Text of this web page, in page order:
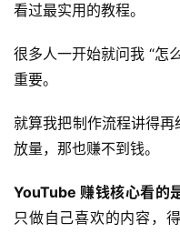
看过最实用的教程。
很多人一开始就问我 “怎
重要。
就算我把制作流程讲得
放量，那也赚不到钱。
YouTube 赚钱核心看的
只做自己喜欢的内容，